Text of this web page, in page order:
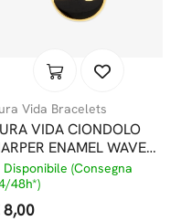
Vida Bracelets
VIDA CIONDOLO
ENAMEL WAVE
GOLD
Disponibile (Consegna
48h*)
8,00